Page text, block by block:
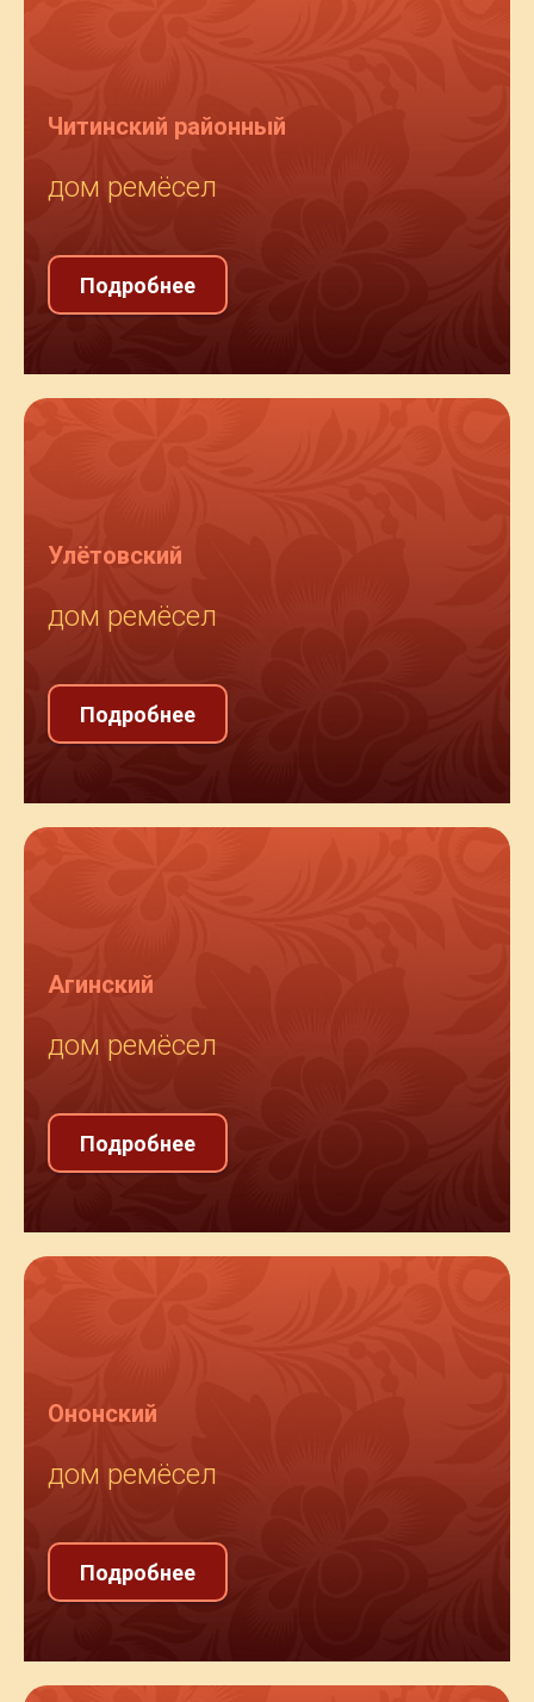
Читинский районный
дом ремёсел
Подробнее
Улётовский
дом ремёсел
Подробнее
Агинский
дом ремёсел
Подробнее
Ононский
дом ремёсел
Подробнее